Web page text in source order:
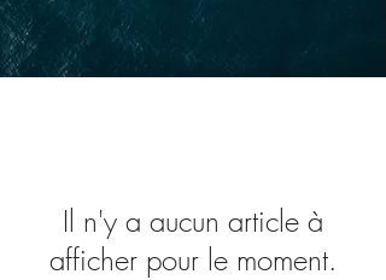
Il n'y a aucun article à
afficher pour le moment.